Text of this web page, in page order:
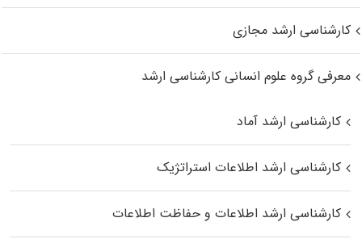
کارشناسی ارشد مجازی
معرفی گروه علوم انسانی کارشناسی ارشد
کارشناسی ارشد آماد
کارشناسی ارشد اطلاعات استراتژیک
کارشناسی ارشد اطلاعات و حفاظت اطلاعات